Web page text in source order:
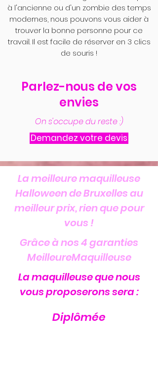
à l'ancienne ou d'un zombie des temps
modernes, nous pouvons vous aider à
trouver la bonne personne pour ce
travail. Il est facile de réserver en 3 clics
de souris !
Parlez-nous de vos
envies
On s'occupe du reste :)
Demandez votre devis
La meilleure maquilleuse
Halloween de Bruxelles au
meilleur prix, rien que pour
vous !
Grâce à nos 4 garanties
MeilleureMaquilleuse
La maquilleuse que nous
vous proposerons sera :
Diplômée